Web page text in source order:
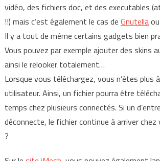
vidéo, des fichiers doc, et des executables
!!) mais c’est également le cas de Gnutellaou
Il y a tout de même certains gadgets bien
Vous pouvez par exemple ajouter des skins
ainsi le relooker totalement…
Lorsque vous téléchargez, vous n’êtes plus à
utilisateur. Ainsi, un fichier pourra être
temps chez plusieurs connectés. Si un
déconnecte, le fichier continue à arriver chez
?